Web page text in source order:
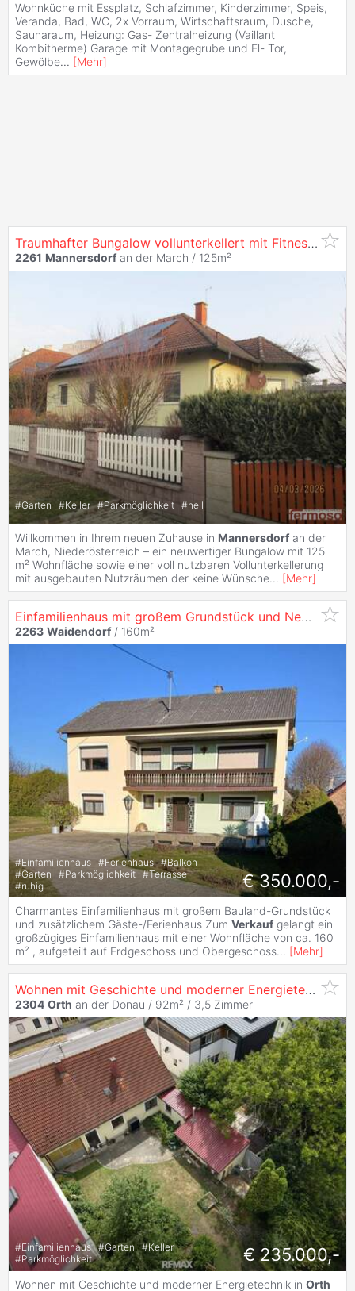
Wohnküche mit Essplatz, Schlafzimmer, Kinderzimmer, Speis,
Veranda, Bad, WC, 2x Vorraum, Wirtschaftsraum, Dusche,
Saunaraum, Heizung: Gas- Zentralheizung (Vaillant
Kombitherme) Garage mit Montagegrube und El- Tor,
Gewölbe... [Mehr]
Traumhafter Bungalow vollunterkellert mit Fitness und Kino, perfekt und gepflegt mit wunderbaren Garten
2261 Mannersdorf an der March / 125m²
#Garten #Keller #Parkmöglichkeit #hell
Willkommen in Ihrem neuen Zuhause in Mannersdorf an der
March, Niederösterreich – ein neuwertiger Bungalow mit 125
m² Wohnfläche sowie einer voll nutzbaren Vollunterkellerung
mit ausgebauten Nutzräumen der keine Wünsche... [Mehr]
Einfamilienhaus mit großem Grundstück und Nebengebäude in traumhaft ruhiger Lage
2263 Waidendorf / 160m²
#Einfamilienhaus #Ferienhaus #Balkon
#Garten #Parkmöglichkeit #Terrasse
#ruhig € 350.000,-
Charmantes Einfamilienhaus mit großem Bauland-Grundstück
und zusätzlichem Gäste-/Ferienhaus Zum Verkauf gelangt ein
großzügiges Einfamilienhaus mit einer Wohnfläche von ca. 160
m² , aufgeteilt auf Erdgeschoss und Obergeschoss... [Mehr]
Wohnen mit Geschichte und moderner Energietechnik in
2304 Orth an der Donau / 92m² / 3,5 Zimmer
#Einfamilienhaus #Garten #Keller
#Parkmöglichkeit € 235.000,-
Wohnen mit Geschichte und moderner Energietechnik in Orth